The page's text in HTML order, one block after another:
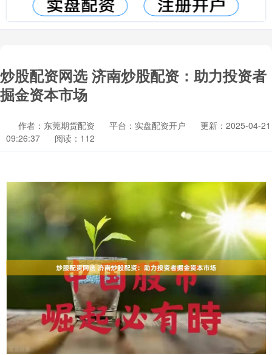
炒股配资网选 济南炒股配资：助力投资者
掘金资本市场
作者：东莞期货配资 平台：实盘配资开户
更新：2025-04-21
09:26:37
阅读：112